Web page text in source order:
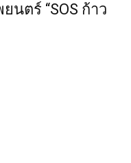
นตร์ “SOS ก้าว